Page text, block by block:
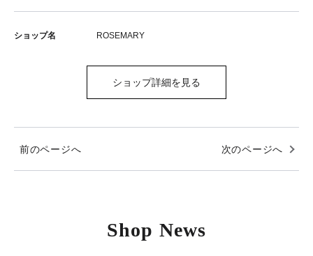
ショップ名 ROSEMARY
ショップ詳細を見る
前のページへ 次のページへ
Shop News